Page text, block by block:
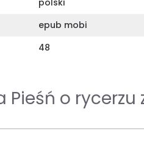
epub mobi
48
Pieśń o